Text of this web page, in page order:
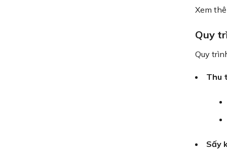
Xem
Quy
Quy
Thu
Sấy